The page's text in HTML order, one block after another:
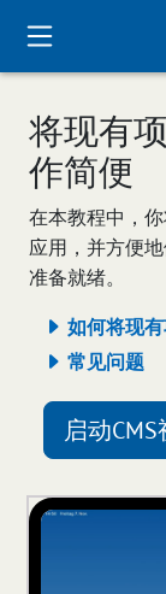
将现有
作简便
在本教程中，
应用，并方便
准备就绪。
如何将现
常见问题
启动